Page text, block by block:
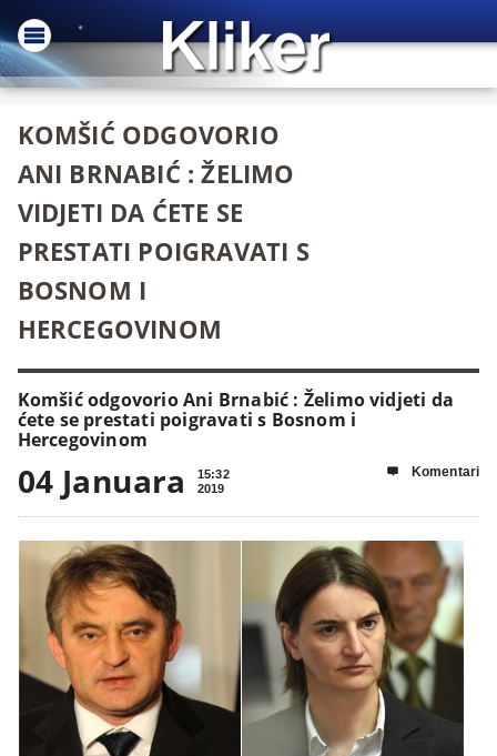
KOMŠIĆ ODGOVORIO
ANI BRNABIĆ : ŽELIMO
VIDJETI DA ĆETE SE
PRESTATI POIGRAVATI S
BOSNOM I
HERCEGOVINOM
Komšić odgovorio Ani Brnabić : Želimo vidjeti da
ćete se prestati poigravati s Bosnom i
Hercegovinom
04 Januara
15:32
2019
 Komentari